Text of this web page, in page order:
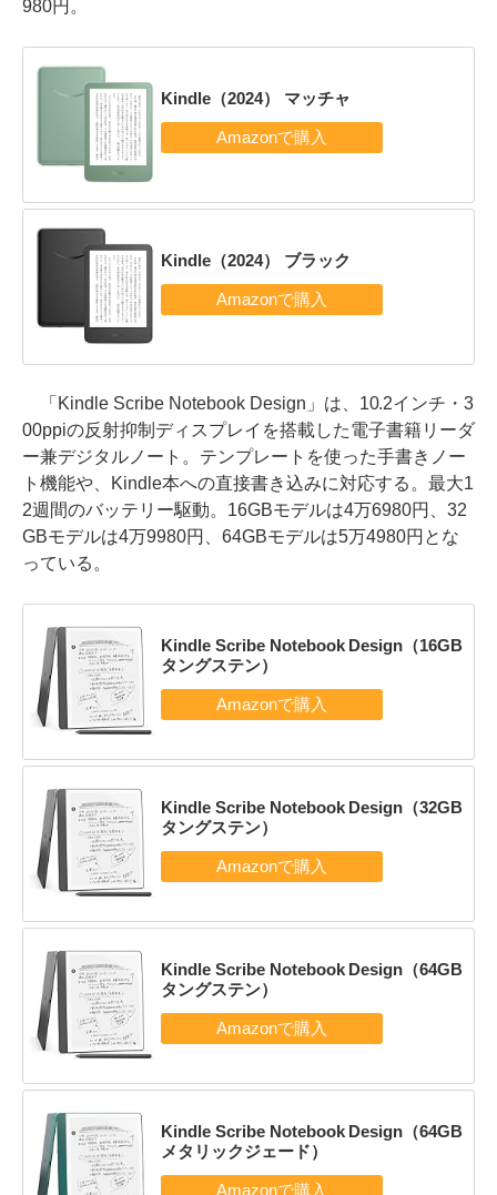
980円。
Kindle（2024） マッチャ
Kindle（2024） ブラック
「Kindle Scribe Notebook Design」は、10.2インチ・3
00ppiの反射抑制ディスプレイを搭載した電子書籍リーダ
ー兼デジタルノート。テンプレートを使った手書きノー
ト機能や、Kindle本への直接書き込みに対応する。最大1
2週間のバッテリー駆動。16GBモデルは4万6980円、32
GBモデルは4万9980円、64GBモデルは5万4980円とな
っている。
Kindle Scribe Notebook Design（16GB
タングステン）
Kindle Scribe Notebook Design（32GB
タングステン）
Kindle Scribe Notebook Design（64GB
タングステン）
Kindle Scribe Notebook Design（64GB
メタリックジェード）